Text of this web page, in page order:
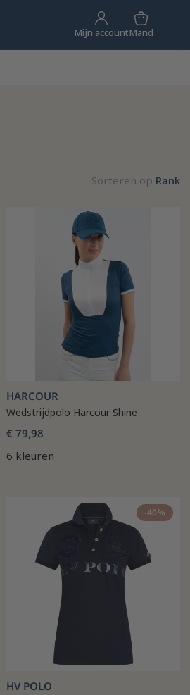
Mijn accountMand
Sorteren op Rank
HARCOUR
Wedstrijdpolo Harcour Shine
€ 79,98
6 kleuren
-40%
HV POLO